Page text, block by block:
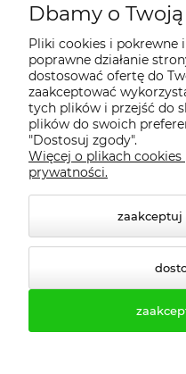
Regulamin
Dostawa - realizacja
Gwarancja i zwroty
Pomoc
Dbamy o
Pliki cookies i
poprawne działanie
dostosować ofertę do
zaakceptować
tych plików i przejść do
plików do swoich
"Dostosuj zgody".
Więcej o plikach cookies
prywatności.